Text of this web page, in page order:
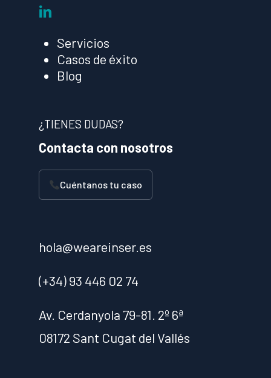
Read More
linkedin
Servicios
Casos de éxito
Blog
¿TIENES DUDAS?
Contacta con nosotros
Cuéntanos tu caso
hola@weareinser.es
(+34) 93 446 02 74
Av. Cerdanyola 79-81. 2º 6ª
08172 Sant Cugat del Vallés